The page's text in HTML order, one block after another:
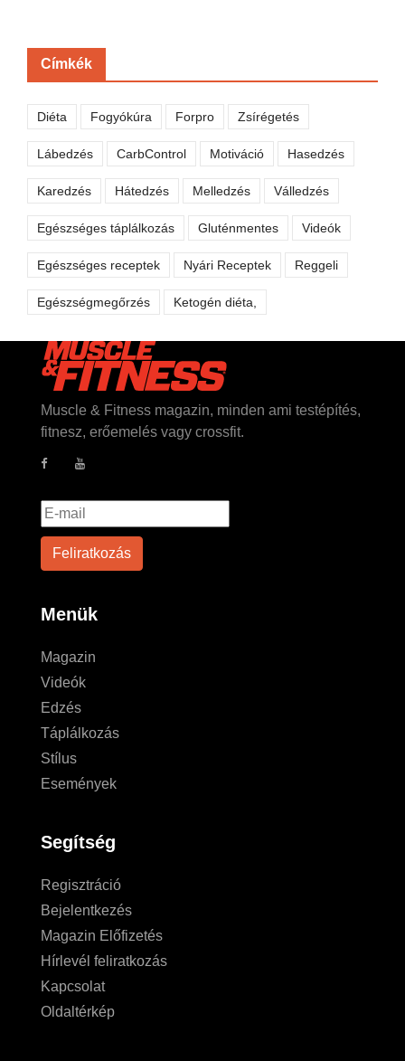
Címkék
Diéta Fogyókúra Forpro Zsírégetés
Lábedzés CarbControl Motiváció Hasedzés
Karedzés Hátedzés Melledzés Válledzés
Egészséges táplálkozás Gluténmentes Videók
Egészséges receptek Nyári Receptek Reggeli
Egészségmegőrzés Ketogén diéta,
Muscle & Fitness magazin, minden ami testépítés,
fitnesz, erőemelés vagy crossfit.
Menük
Magazin
Videók
Edzés
Táplálkozás
Stílus
Események
Segítség
Regisztráció
Bejelentkezés
Magazin Előfizetés
Hírlevél feliratkozás
Kapcsolat
Oldaltérkép